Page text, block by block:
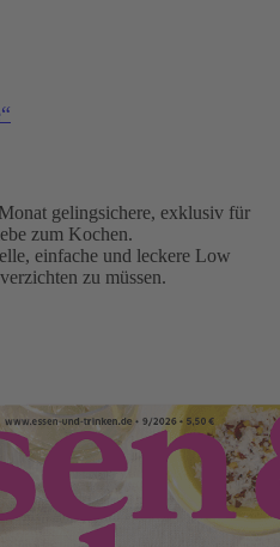
gelingsichere, exklusiv für
zum Kochen.
einfache und leckere Low
zu müssen.